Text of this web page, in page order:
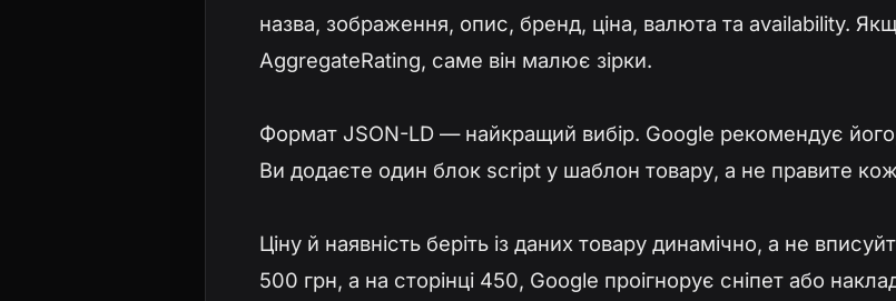
назва, зображення, опис, бренд, ціна, валюта та availability.
AggregateRating, саме він малює зірки.
Формат JSON-LD — найкращий вибір. Google рекомендує його,
Ви додаєте один блок script у шаблон товару, а не правите
Ціну й наявність беріть із даних товару динамічно, а не
500 грн, а на сторінці 450, Google проігнорує сніпет або